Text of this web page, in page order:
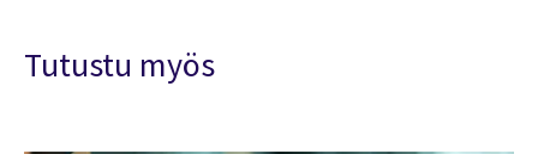
Tutustu myös